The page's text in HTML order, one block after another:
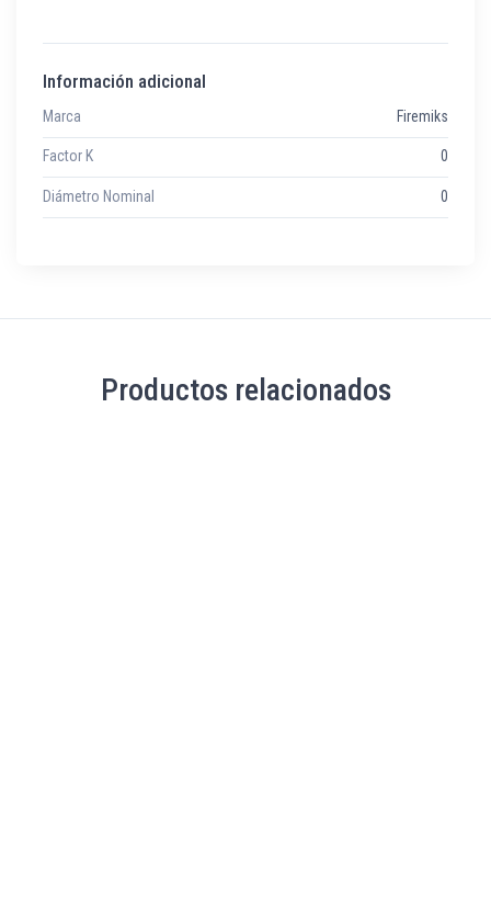
Información adicional
Marca Firemiks
Factor K 0
Diámetro Nominal 0
Productos relacionados